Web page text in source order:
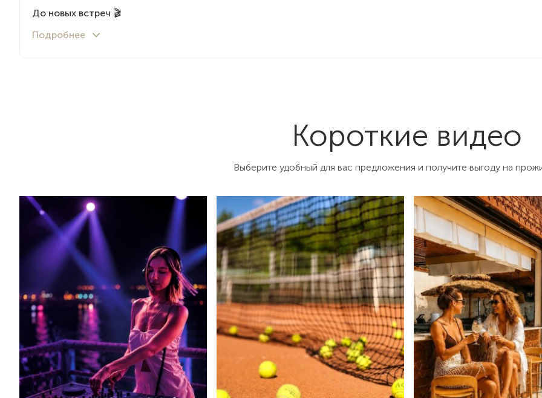
До новых встреч 🎬
Короткие видео
Выберите удобный для вас предложения и получите выгоду на